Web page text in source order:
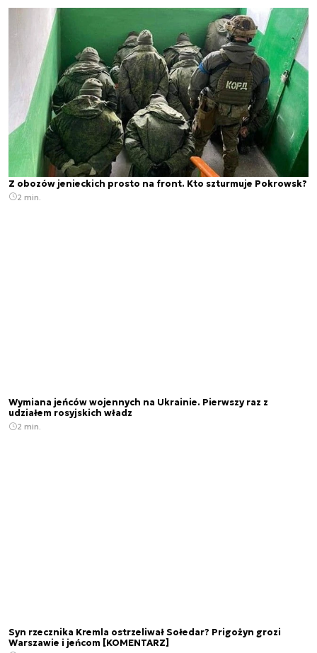
Z obozów jenieckich prosto na front. Kto szturmuje Pokrowsk?
2 min.
Wymiana jeńców wojennych na Ukrainie. Pierwszy raz z
udziałem rosyjskich władz
2 min.
Syn rzecznika Kremla ostrzeliwał Sołedar? Prigożyn grozi
Warszawie i jeńcom [KOMENTARZ]